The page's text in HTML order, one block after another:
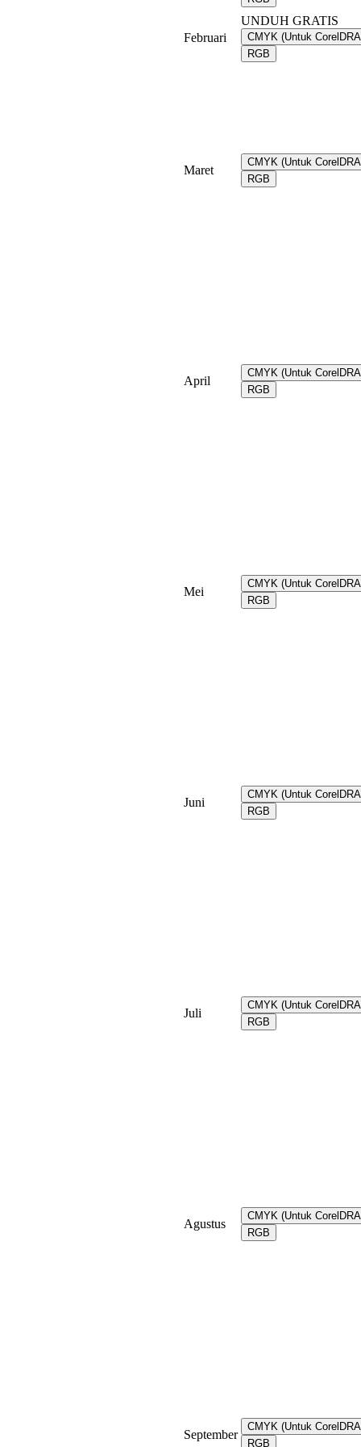
Februari
UNDUH GRATIS
CMYK (Untuk
RGB
Maret
CMYK (Untuk
RGB
April
CMYK (Untuk
RGB
Mei
CMYK (Untuk
RGB
Juni
CMYK (Untuk
RGB
Juli
CMYK (Untuk
RGB
Agustus
CMYK (Untuk
RGB
September
CMYK (Untuk
RGB